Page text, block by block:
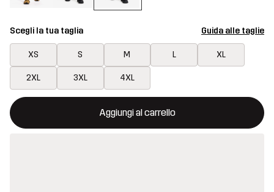
Scegli la tua taglia Guida alle taglie
XS S M L XL
2XL 3XL 4XL
Aggiungi al carrello
Questo tasto aprirà una finestra modale per confermare un
{{size}} non disponibile